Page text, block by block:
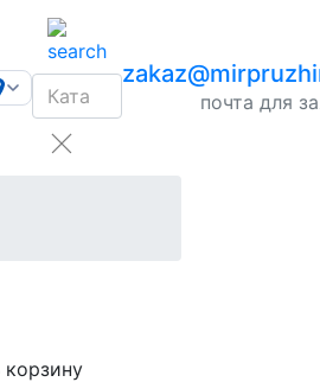
почта для
корзину